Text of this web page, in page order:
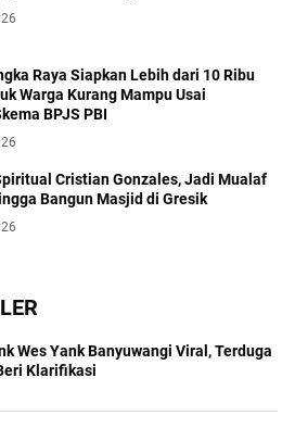
Raya Siapkan Lebih dari 10 Ribu
Warga Kurang Mampu Usai
BPJS PBI
Cristian Gonzales, Jadi Mualaf
Bangun Masjid di Gresik
Wes Yank Banyuwangi Viral, Terduga
Klarifikasi